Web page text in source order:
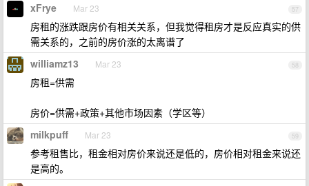
57
xFrye Mar 23
房租的涨跌跟房价有相关关系，但我觉得租房才是反应真实的供
需关系的，之前的房价涨的太离谱了
58
williamz13 Mar 23
房租=供需
房价=供需+政策+其他市场因素（学区等）
59
milkpuff Mar 23
参考租售比，租金相对房价来说还是低的，房价相对租金来说还
是高的。